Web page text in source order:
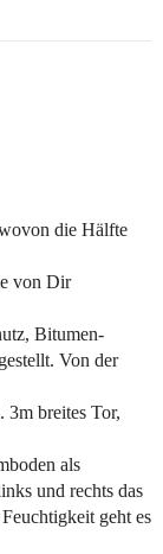
die Hälfte
von Dir
Bitumen-
Von der
3m breites Tor,
als
und rechts das
geht es